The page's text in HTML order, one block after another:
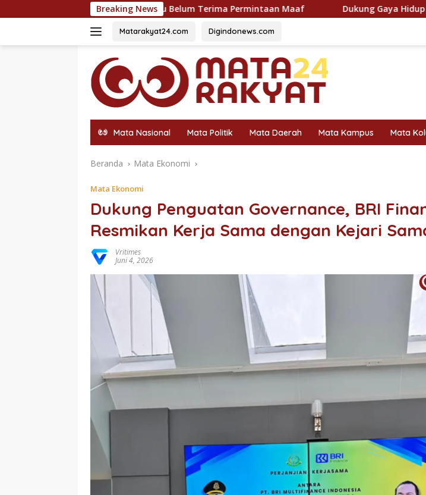
ke
Breaking News
Mengaku Belum Terima Permintaan Maaf Dukung Gaya Hidup Masyarakat dan
Matarakyat24.com Digindonews.com
Mata Nasional Mata Politik Mata Daerah Mata Kampus Mata
Beranda Mata Ekonomi
Mata Ekonomi
Dukung Penguatan Governance, BRI
Resmikan Kerja Sama dengan Kejari
Vritimes
Juni 4, 2026